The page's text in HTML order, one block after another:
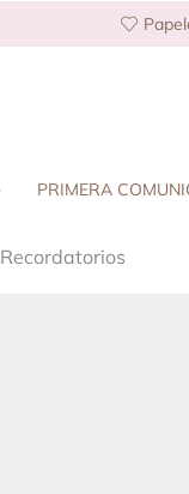
PRIMERA
Recordatorios